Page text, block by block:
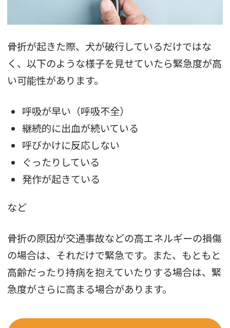
骨折が起きた際、犬が破行しているだけではな
く、以下のような様子を見せていたら緊急度が高
い可能性があります。
呼吸が早い（呼吸不全）
継続的に出血が続いている
呼びかけに反応しない
ぐったりしている
発作が起きている
など
骨折の原因が交通事故などの高エネルギーの損傷
の場合は、それだけで緊急です。また、もともと
高齢だったり持病を抱えていたりする場合は、緊
急度がさらに高まる場合があります。